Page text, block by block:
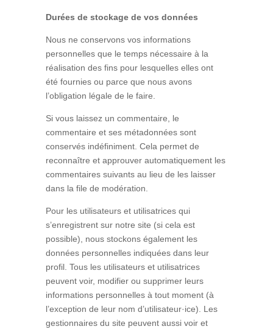
Durées de stockage de vos données
Nous ne conservons vos informations
personnelles que le temps nécessaire à la
réalisation des fins pour lesquelles elles ont
été fournies ou parce que nous avons
l’obligation légale de le faire.
Si vous laissez un commentaire, le
commentaire et ses métadonnées sont
conservés indéfiniment. Cela permet de
reconnaître et approuver automatiquement les
commentaires suivants au lieu de les laisser
dans la file de modération.
Pour les utilisateurs et utilisatrices qui
s’enregistrent sur notre site (si cela est
possible), nous stockons également les
données personnelles indiquées dans leur
profil. Tous les utilisateurs et utilisatrices
peuvent voir, modifier ou supprimer leurs
informations personnelles à tout moment (à
l’exception de leur nom d’utilisateur·ice). Les
gestionnaires du site peuvent aussi voir et